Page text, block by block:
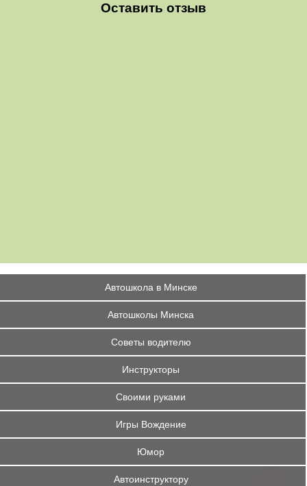
Оставить отзыв
Автошкола в Минске
Автошколы Минска
Советы водителю
Инструкторы
Своими руками
Игры Вождение
Юмор
Автоинструктору